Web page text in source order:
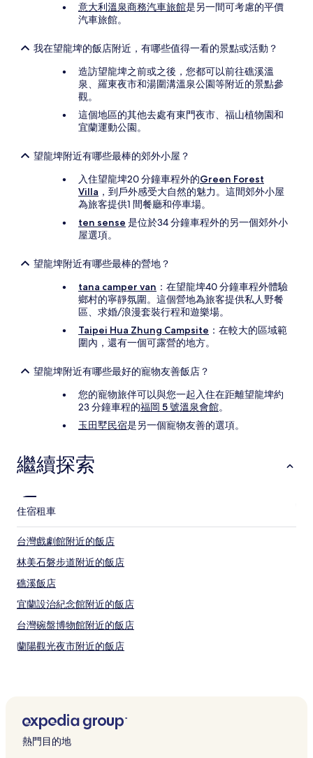
意大利溫泉商務汽車旅館是另一間可考慮的平價
汽車旅館。
我在望龍埤的飯店附近，有哪些值得一看的景點或活動？
造訪望龍埤之前或之後，您都可以前往礁溪溫
泉、羅東夜市和湯圍溝溫泉公園等附近的景點參
觀。
這個地區的其他去處有東門夜市、福山植物園和
宜蘭運動公園。
望龍埤附近有哪些最棒的郊外小屋？
入住望龍埤20 分鐘車程外的Green Forest
Villa ，到戶外感受大自然的魅力。這間郊外小屋
為旅客提供1 間餐廳和停車場。
ten sense 是位於34 分鐘車程外的另一個郊外小
屋選項。
望龍埤附近有哪些最棒的營地？
tana camper van ：在望龍埤40 分鐘車程外體驗
鄉村的寧靜氛圍。這個營地為旅客提供私人野餐
區、求婚/浪漫套裝行程和遊樂場。
Taipei Hua Zhung Campsite ：在較大的區域範
圍內，還有一個可露營的地方。
望龍埤附近有哪些最好的寵物友善飯店？
您的寵物旅伴可以與您一起入住在距離望龍埤約
23 分鐘車程的福岡 5 號溫泉會館。
玉田墅民宿是另一個寵物友善的選項。
繼續探索
住宿租車
台灣戲劇館附近的飯店
林美石磐步道附近的飯店
礁溪飯店
宜蘭設治紀念館附近的飯店
台灣碗盤博物館附近的飯店
蘭陽觀光夜市附近的飯店
宜蘭市飯店
蜊埤湖附近的飯店
熱門目的地